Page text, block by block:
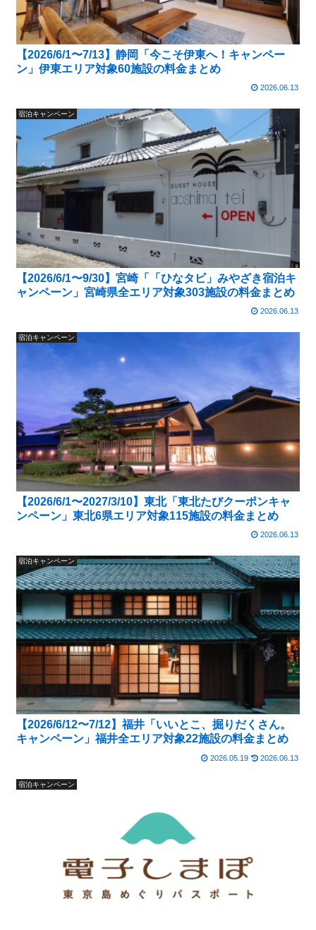
【2026/6/1〜7/13】静岡「今こそ伊東へ！キャンペー
ン」伊東エリア対象60施設の料金まとめ
2026.06.13
宿泊キャンペーン
【2026/6/1〜9/30】宮崎「「ひなタビ」みやざき宿泊キ
ャンペーン」宮崎県全エリア対象303施設の料金まとめ
2026.06.13
宿泊キャンペーン
【2026/6/1〜2027/3/10】東北「東北たびクーポンキャ
ンペーン」東北6県エリア対象115施設の料金まとめ
2026.06.13
宿泊キャンペーン
【2026/6/12〜7/12】福井「いいとこ、掘りだくさん。
キャンペーン」福井全エリア対象22施設の料金まとめ
2026.05.19 2026.06.13
宿泊キャンペーン